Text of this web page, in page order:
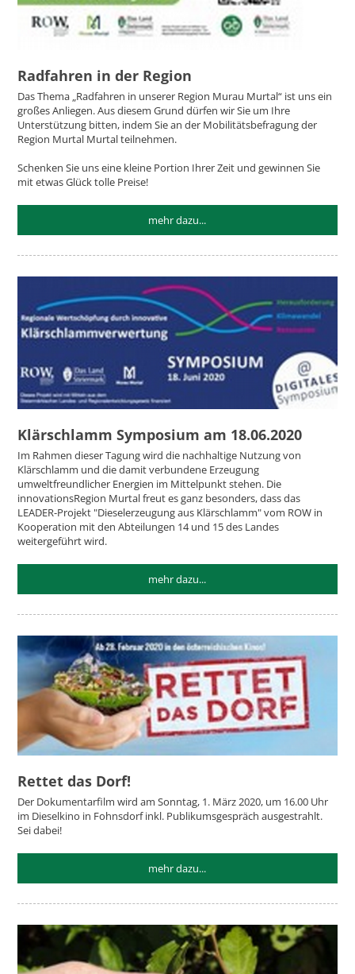
Radfahren in der Region
Das Thema „Radfahren in unserer Region Murau Murtal“ ist uns ein
großes Anliegen. Aus diesem Grund dürfen wir Sie um Ihre
Unterstützung bitten, indem Sie an der Mobilitätsbefragung der
Region Murtal Murtal teilnehmen.
Schenken Sie uns eine kleine Portion Ihrer Zeit und gewinnen Sie
mit etwas Glück tolle Preise!
mehr dazu...
Klärschlamm Symposium am 18.06.2020
Im Rahmen dieser Tagung wird die nachhaltige Nutzung von
Klärschlamm und die damit verbundene Erzeugung
umweltfreundlicher Energien im Mittelpunkt stehen. Die
innovationsRegion Murtal freut es ganz besonders, dass das
LEADER-Projekt "Dieselerzeugung aus Klärschlamm" vom ROW in
Kooperation mit den Abteilungen 14 und 15 des Landes
weitergeführt wird.
mehr dazu...
Rettet das Dorf!
Der Dokumentarfilm wird am Sonntag, 1. März 2020, um 16.00 Uhr
im Dieselkino in Fohnsdorf inkl. Publikumsgespräch ausgestrahlt.
Sei dabei!
mehr dazu...